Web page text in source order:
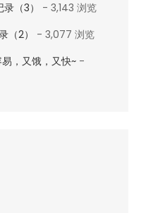
（3）
- 3,143 浏览
（2）
- 3,077 浏览
，又饿，又快~ -